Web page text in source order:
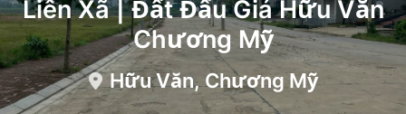
Liên Xã | Đất Đấu Giá Hữu Văn
Chương Mỹ
Hữu Văn, Chương Mỹ